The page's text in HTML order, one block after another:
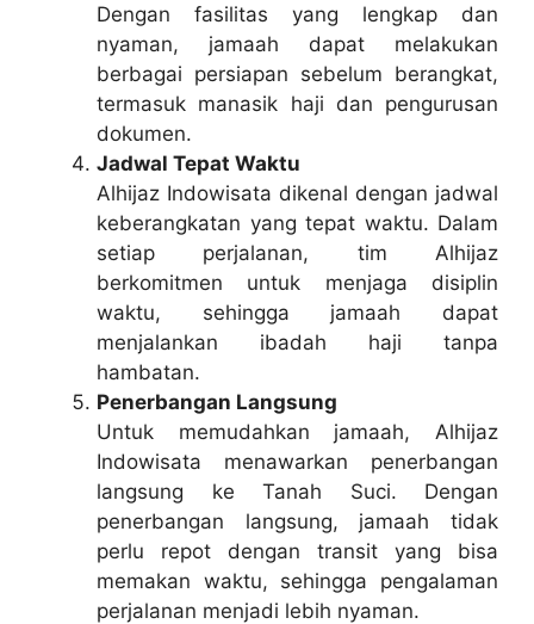
Dengan fasilitas yang lengkap dan
nyaman, jamaah dapat melakukan
berbagai persiapan sebelum berangkat,
termasuk manasik haji dan pengurusan
dokumen.
Jadwal Tepat Waktu
Alhijaz Indowisata dikenal dengan jadwal
keberangkatan yang tepat waktu. Dalam
setiap perjalanan, tim Alhijaz
berkomitmen untuk menjaga disiplin
waktu, sehingga jamaah dapat
menjalankan ibadah haji tanpa
hambatan.
Penerbangan Langsung
Untuk memudahkan jamaah, Alhijaz
Indowisata menawarkan penerbangan
langsung ke Tanah Suci. Dengan
penerbangan langsung, jamaah tidak
perlu repot dengan transit yang bisa
memakan waktu, sehingga pengalaman
perjalanan menjadi lebih nyaman.